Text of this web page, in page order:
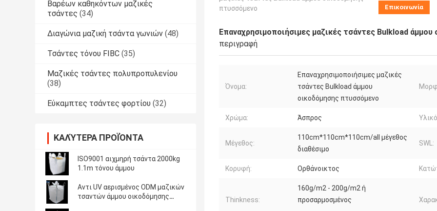
Βαρέων καθηκόντων μαζικές
τσάντες (34)
Διαγώνια μαζική τσάντα γωνιών (48)
Τσάντες τόνου FIBC (35)
Μαζικές τσάντες πολυπροπυλενίου
(38)
Εύκαμπτες τσάντες φορτίου (32)
ΚΑΛΎΤΕΡΑ ΠΡΟΪΌΝΤΑ
ISO9001 αιχμηρή τσάντα 2000kg
1.1m τόνου άμμου
Αντι UV αερισμένος ODM μαζικών
τσαντών άμμου οικοδόμησης
πτυσσόμενο
Επικοινωνία
Επαναχρησιμοποιήσιμες μαζικές τσάντες Bulkload
περιγραφή
Όνομα:
Επαναχρησιμοποιήσιμες μαζικές
τσάντες Bulkload άμμου
οικοδόμησης πτυσσόμενο
Χρώμα: Άσπρος
Μέγεθος:
110cm*110cm*110cm/all μέγεθος
διαθέσιμο
SWL:
Κορυφή: Ορθάνοικτος
Thinkness:
160g/m2 - 200g/m2 ή
προσαρμοσμένος